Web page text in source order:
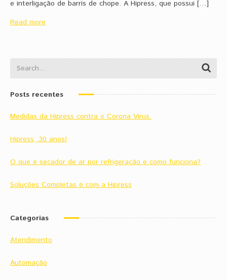
e interligação de barris de chope. A Hipress, que possui […]
Read more
Posts recentes
Medidas da Hipress contra o Corona Virus.
Hipress, 30 anos!
O que é secador de ar por refrigeração e como funciona?
Soluções Completas é com a Hipress
Categorias
Atendimento
Automação